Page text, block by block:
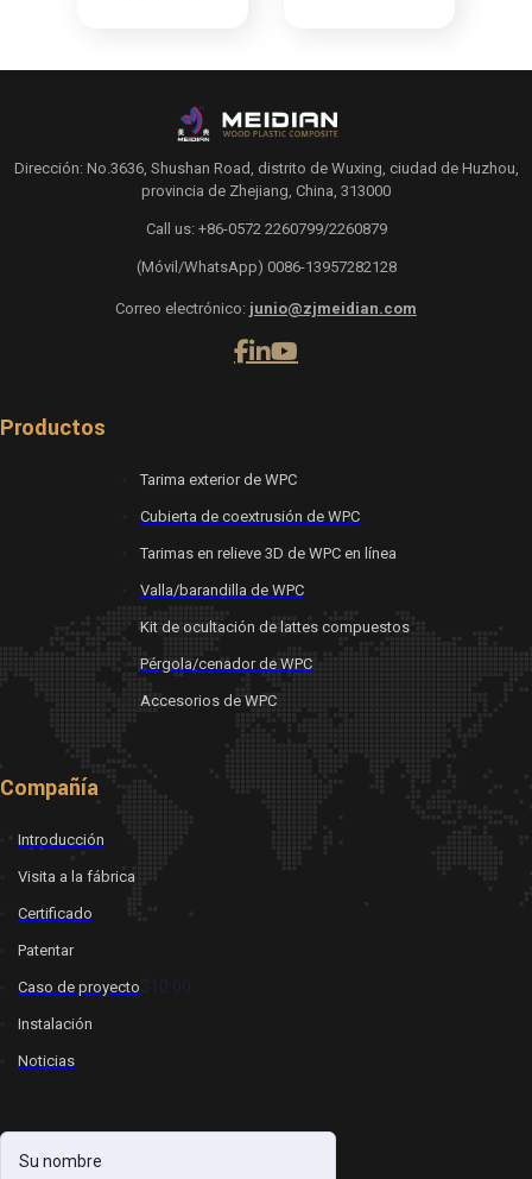
Dirección: No.3636, Shushan Road, distrito de Wuxing, ciudad de Huzhou,
provincia de Zhejiang, China, 313000
Call us: +86-0572 2260799/2260879
(Móvil/WhatsApp) 0086-13957282128
Correo electrónico: junio@zjmeidian.com
Productos
Tarima exterior de WPC
Cubierta de coextrusión de WPC
Tarimas en relieve 3D de WPC en línea
Valla/barandilla de WPC
Kit de ocultación de lattes compuestos
Pérgola/cenador de WPC
Accesorios de WPC
Compañía
Introducción
Visita a la fábrica
Certificado
Patentar
Caso de proyecto$10.00
Instalación
Noticias